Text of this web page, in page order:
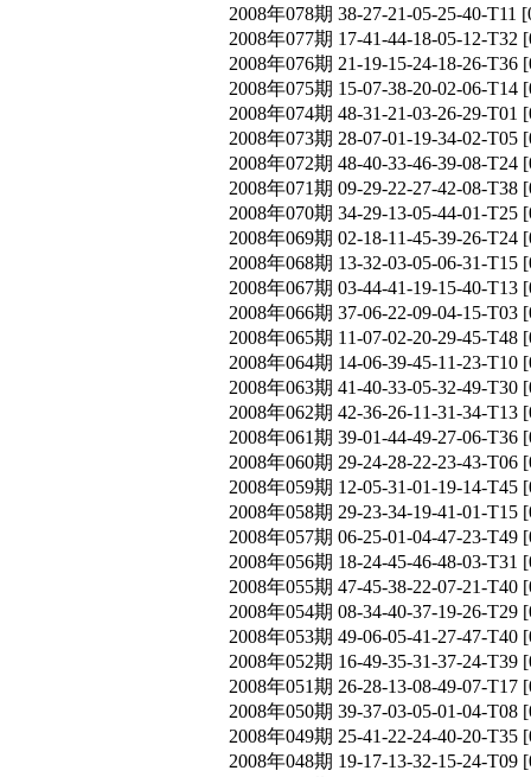
2008年078期 38-27-21-05-25-40-
2008年077期 17-41-44-18-05-12-
2008年076期 21-19-15-24-18-26-
2008年075期 15-07-38-20-02-06-
2008年074期 48-31-21-03-26-29-
2008年073期 28-07-01-19-34-02-
2008年072期 48-40-33-46-39-08-
2008年071期 09-29-22-27-42-08-
2008年070期 34-29-13-05-44-01-
2008年069期 02-18-11-45-39-26-
2008年068期 13-32-03-05-06-31-
2008年067期 03-44-41-19-15-40-
2008年066期 37-06-22-09-04-15-
2008年065期 11-07-02-20-29-45-
2008年064期 14-06-39-45-11-23-
2008年063期 41-40-33-05-32-49-
2008年062期 42-36-26-11-31-34-
2008年061期 39-01-44-49-27-06-
2008年060期 29-24-28-22-23-43-
2008年059期 12-05-31-01-19-14-
2008年058期 29-23-34-19-41-01-
2008年057期 06-25-01-04-47-23-
2008年056期 18-24-45-46-48-03-
2008年055期 47-45-38-22-07-21-
2008年054期 08-34-40-37-19-26-
2008年053期 49-06-05-41-27-47-
2008年052期 16-49-35-31-37-24-
2008年051期 26-28-13-08-49-07-
2008年050期 39-37-03-05-01-04-
2008年049期 25-41-22-24-40-20-
2008年048期 19-17-13-32-15-24-